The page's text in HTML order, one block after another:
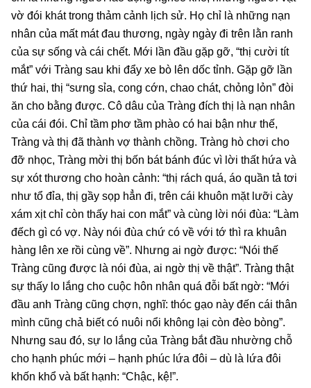
vờ đói khát trong thảm cảnh lịch sử. Họ chỉ là những nạn
nhân của mất mát đau thương, ngày ngày đi trên lằn ranh
của sự sống và cái chết. Mới lần đầu gặp gỡ, “thị cười tít
mắt” với Tràng sau khi đẩy xe bò lên dốc tỉnh. Gặp gỡ lần
thứ hai, thị “sưng sỉa, cong cớn, chao chát, chỏng lỏn” đòi
ăn cho bằng được. Cô dâu của Tràng đích thị là nạn nhân
của cái đói. Chỉ tầm phơ tầm phào có hai bận như thế,
Tràng và thị đã thành vợ thành chồng. Tràng hò chơi cho
đỡ nhọc, Tràng mời thị bốn bát bánh đúc vì lời thất hứa và
sự xót thương cho hoàn cảnh: “thị rách quá, áo quần tả tơi
như tổ đỉa, thị gầy sọp hẳn đi, trên cái khuôn mặt lưỡi cày
xám xịt chỉ còn thấy hai con mắt” và cùng lời nói đùa: “Làm
đếch gì có vợ. Này nói đùa chứ có về với tớ thì ra khuân
hàng lên xe rồi cùng về”. Nhưng ai ngờ được: “Nói thế
Tràng cũng được là nói đùa, ai ngờ thị về thật”. Tràng thật
sự thấy lo lắng cho cuộc hôn nhân quá đỗi bất ngờ: “Mới
đầu anh Tràng cũng chợn, nghĩ: thóc gạo này đến cái thân
mình cũng chả biết có nuôi nổi không lại còn đèo bòng”.
Nhưng sau đó, sự lo lắng của Tràng bắt đầu nhường chỗ
cho hạnh phúc mới – hạnh phúc lứa đôi – dù là lứa đôi
khốn khổ và bất hạnh: “Chậc, kệ!”.